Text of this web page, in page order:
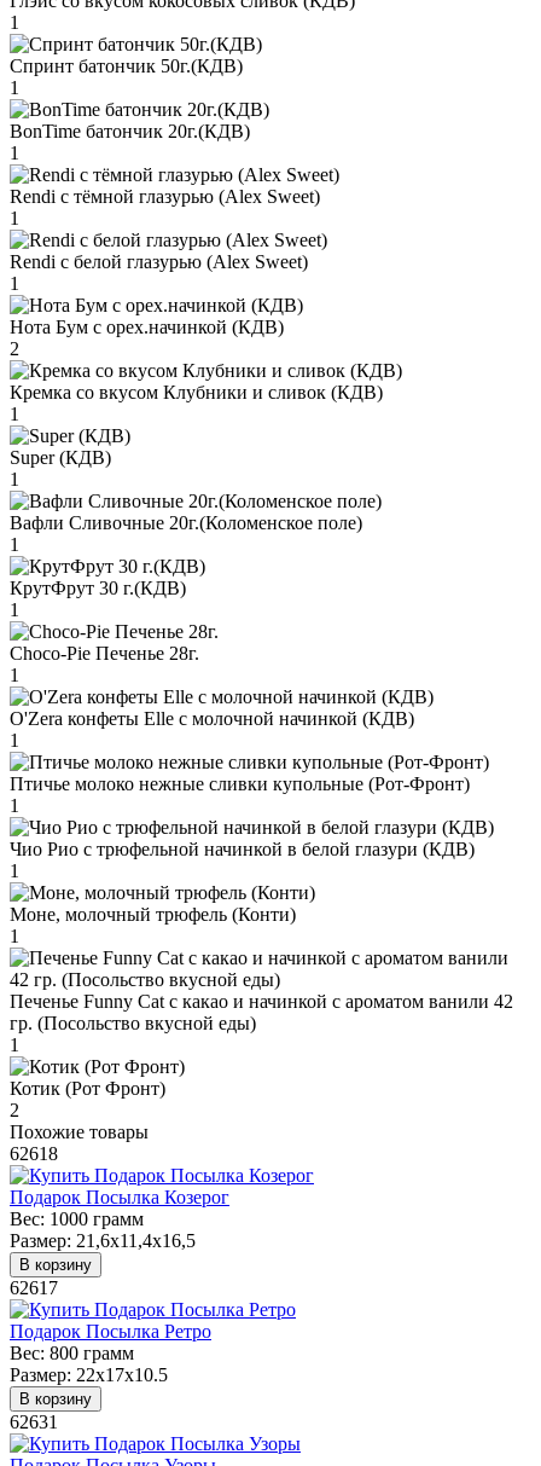
1
Спринт батончик 50г.(КДВ)
1
BonTime батончик 20г.(КДВ)
1
Rendi с тёмной глазурью (Alex Sweet)
1
Rendi с белой глазурью (Alex Sweet)
1
Нота Бум с орех.начинкой (КДВ)
2
Кремка со вкусом Клубники и сливок (КДВ)
1
Super (КДВ)
1
Вафли Сливочные 20г.(Коломенское поле)
1
КрутФрут 30 г.(КДВ)
1
Choco-Pie Печенье 28г.
1
O'Zera конфеты Elle с молочной начинкой (КДВ)
1
Птичье молоко нежные сливки купольные (Рот-Фронт)
1
Чио Рио с трюфельной начинкой в белой глазури (КДВ)
1
Моне, молочный трюфель (Конти)
1
Печенье Funny Сat с какао и начинкой с ароматом ванили 42
гр. (Посольство вкусной еды)
1
Котик (Рот Фронт)
2
Похожие товары
62618
Подарок Посылка Козерог
Вес: 1000 грамм
Размер: 21,6x11,4x16,5
В корзину
62617
Подарок Посылка Ретро
Вес: 800 грамм
Размер: 22х17х10.5
В корзину
62631